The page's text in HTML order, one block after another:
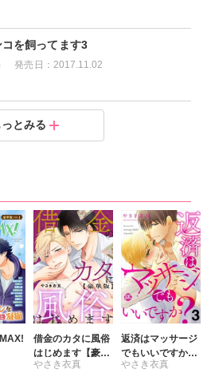
を飼ってます3
発売日： 2017.11.02
を飼ってます2
発売日：2017.11.02
を飼ってます1
発売日：2017.11.02
っとみる
借金のカタに風俗
はじめます【豪華
版】
やさき衣真
返済はマッサージ
でもいいですか？
【電子書店特典付
やさき衣真